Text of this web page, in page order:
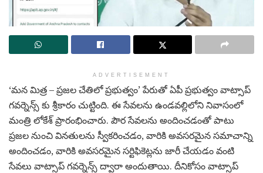
ADVERTISEMENT
‘మన మిత్ర – ప్రజల చేతిలో ప్రభుత్వం’ పేరుతో ఏపీ ప్రభుత్వం వాట్సాప్
గవర్నెన్స్ కు శ్రీకారం చుట్టింది. ఈ సేవలను ఉండవల్లిలోని నివాసంలో
మంత్రి లోకేశ్ ప్రారంభించారు. పౌర సేవలను అందించడంతో పాటు
ప్రజల నుంచి వినతులను స్వీకరించడం, వారికి అవసరమైన సమాచాన్ని
అందించడం, వారికి అవసరమైన సర్టిఫికెట్లను జారీ చేయడం వంటి
సేవలు వాట్సాప్ గవర్నెన్స్ ద్వారా అందుతాయి. దీనికోసం వాట్సాప్